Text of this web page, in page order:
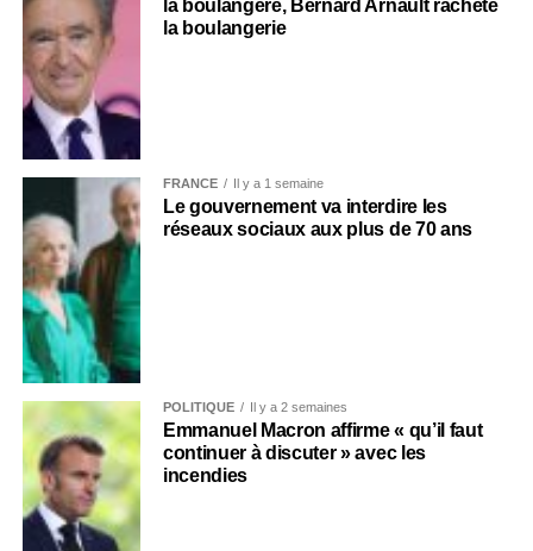
la boulangère, Bernard Arnault rachète
la boulangerie
FRANCE Il y a 1 semaine
Le gouvernement va interdire les
réseaux sociaux aux plus de 70 ans
POLITIQUE Il y a 2 semaines
Emmanuel Macron affirme « qu’il faut
continuer à discuter » avec les
incendies